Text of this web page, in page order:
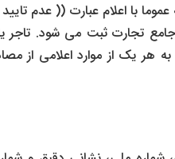
با اعلام عبارت (( عدم تایید
تجارت ثبت می شود. تاجر
هر یک از موارد اعلامی از